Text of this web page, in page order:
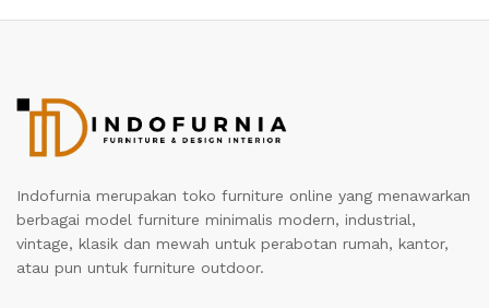
Indofurnia merupakan toko furniture online yang menawarkan
berbagai model furniture minimalis modern, industrial,
vintage, klasik dan mewah untuk perabotan rumah, kantor,
atau pun untuk furniture outdoor.